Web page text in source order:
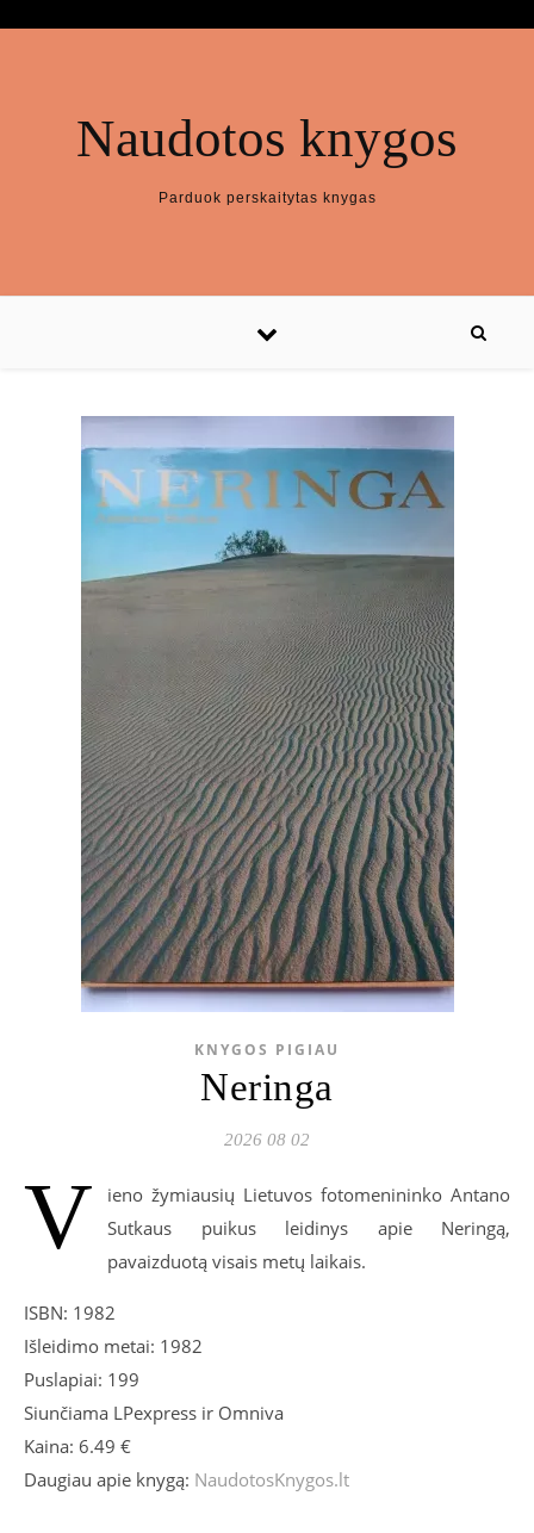
Naudotos knygos
Parduok perskaitytas knygas
KNYGOS PIGIAU
Neringa
2026 08 02
V
ieno žymiausių Lietuvos fotomenininko Antano
Sutkaus puikus leidinys apie Neringą,
pavaizduotą visais metų laikais.
ISBN: 1982
Išleidimo metai: 1982
Puslapiai: 199
Siunčiama LPexpress ir Omniva
Kaina: 6.49 €
Daugiau apie knygą: NaudotosKnygos.lt